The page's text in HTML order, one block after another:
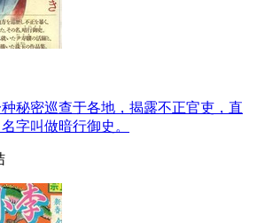
秘密巡查于各地，揭露不正官吏，直
字叫做暗行御史。